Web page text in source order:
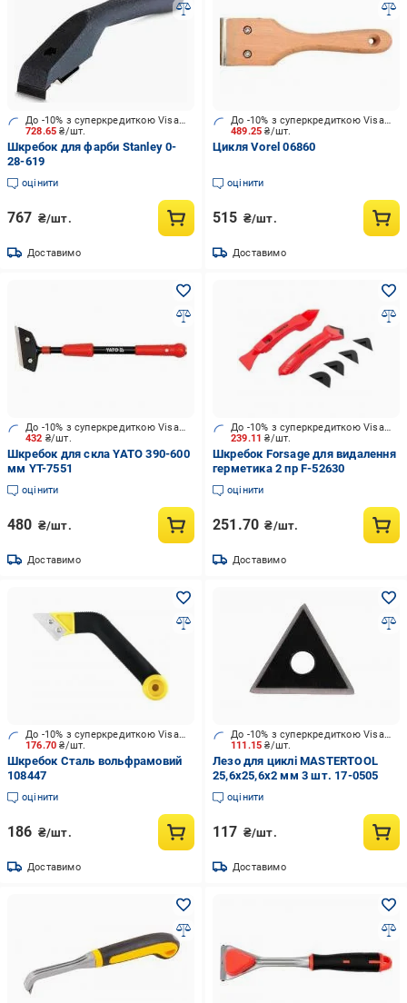
728.65₴/шт.
До -10% з суперкредиткою Visa Вигода
Шкребок для фарби Stanley 0-
28-619
оцінити
767 ₴/шт.
Доставимо
489.25₴/шт.
До -10% з суперкредиткою Visa Вигода
Цикля Vorel 06860
оцінити
515 ₴/шт.
Доставимо
432 ₴/шт.
До -10% з суперкредиткою Visa Вигода
Шкребок для скла YATO 390-600
мм YT-7551
оцінити
480 ₴/шт.
Доставимо
239.11₴/шт.
До -10% з суперкредиткою Visa Вигода
Шкребок Forsage для видалення
герметика 2 пр F-52630
оцінити
251.70 ₴/шт.
Доставимо
176.70₴/шт.
До -10% з суперкредиткою Visa Вигода
Шкребок Сталь вольфрамовий
108447
оцінити
186 ₴/шт.
Доставимо
111.15₴/шт.
До -10% з суперкредиткою Visa Вигода
Лезо для циклі MASTERTOOL
25,6х25,6х2 мм 3 шт. 17-0505
оцінити
117 ₴/шт.
Доставимо